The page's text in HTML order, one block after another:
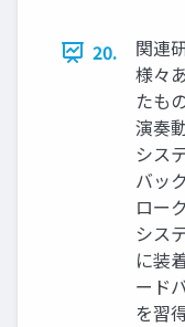
20.
関連
様々
たも
演奏
シス
バッ
ロー
シス
に装
ード
を習